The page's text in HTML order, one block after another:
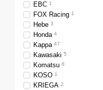
EBC 1
FOX Racing 1
Hebe 3
Honda 4
Kappa 47
Kawasaki 5
Komatsu 8
KOSO 1
KRIEGA 2